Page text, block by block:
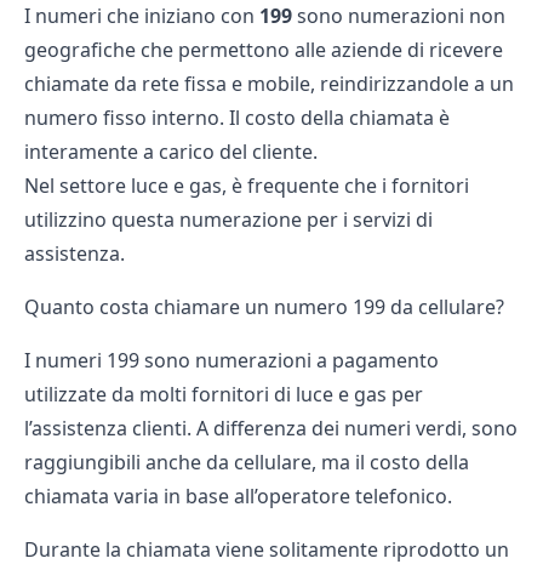
I numeri che iniziano con 199sono numerazioni non
geografiche che permettono alle aziende di ricevere
chiamate da rete fissa e mobile, reindirizzandole a un
numero fisso interno. Il costo della chiamata è
interamente a carico del cliente.
Nel settore luce e gas, è frequente che i fornitori
utilizzino questa numerazione per i servizi di
assistenza.
Quanto costa chiamare un numero 199 da cellulare?
I numeri 199 sono numerazioni a pagamento
utilizzate da molti fornitori di luce e gas per
l’assistenza clienti. A differenza dei numeri verdi, sono
raggiungibili anche da cellulare, ma il costo della
chiamata varia in base all’operatore telefonico.
Durante la chiamata viene solitamente riprodotto un